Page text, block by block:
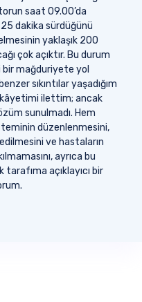
saat 09.00’da
dakika sürdüğünü
yaklaşık 200
çok açıktır. Bu durum
bir mağduriyete yol
sıkıntılar yaşadığım
ilettim; ancak
sunulmadı. Hem
düzenlenmesini,
ve hastaların
ayrıca bu
açıklayıcı bir